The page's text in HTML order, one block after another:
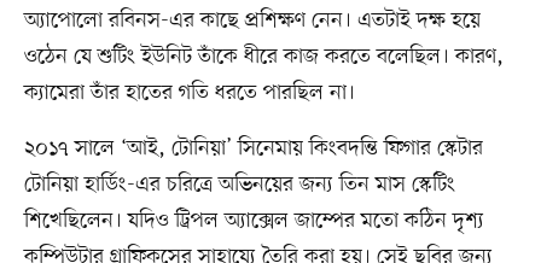
অ্যাপোলো রবিনস-এর কাছে প্রশিক্ষণ নেন। এতটাই দক্ষ হয়ে
ওঠেন যে শুটিং ইউনিট তাঁকে ধীরে কাজ করতে বলেছিল। কারণ,
ক্যামেরা তাঁর হাতের গতি ধরতে পারছিল না।
২০১৭ সালে ‘আই, টোনিয়া’ সিনেমায় কিংবদন্তি ফিগার স্কেটার
টোনিয়া হার্ডিং-এর চরিত্রে অভিনয়ের জন্য তিন মাস স্কেটিং
শিখেছিলেন। যদিও ট্রিপল অ্যাক্সেল জাম্পের মতো কঠিন দৃশ্য
কম্পিউটার গ্রাফিকসের সাহায্যে তৈরি করা হয়। সেই ছবির জন্য